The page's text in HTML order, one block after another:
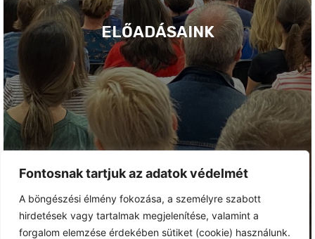
Fontosnak tartjuk az adatok védelmét
A böngészési élmény fokozása, a személyre szabott
hirdetések vagy tartalmak megjelenítése, valamint a
forgalom elemzése érdekében sütiket (cookie) használunk.
ELŐADÁSAINK